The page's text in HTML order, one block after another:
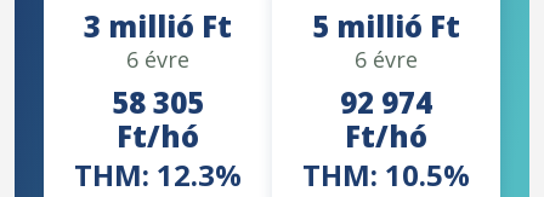
3 millió Ft
6 évre
58 305
Ft/hó
THM: 12.3%
5 millió Ft
6 évre
92 974
Ft/hó
THM: 10.5%